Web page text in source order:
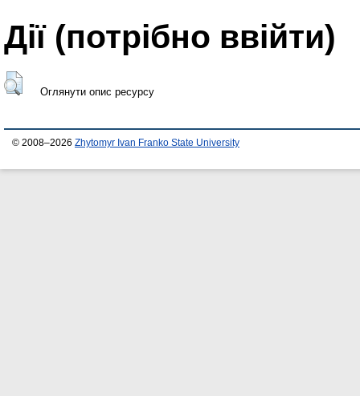
Дії ​​(потрібно ввійти)
Оглянути опис ресурсу
© 2008–2026 Zhytomyr Ivan Franko State University